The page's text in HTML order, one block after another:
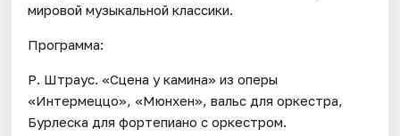
мировой музыкальной классики.
Программа:
Р. Штраус. «Сцена у камина» из оперы
«Интермеццо», «Мюнхен», вальс для оркестра,
Бурлеска для фортепиано с оркестром.